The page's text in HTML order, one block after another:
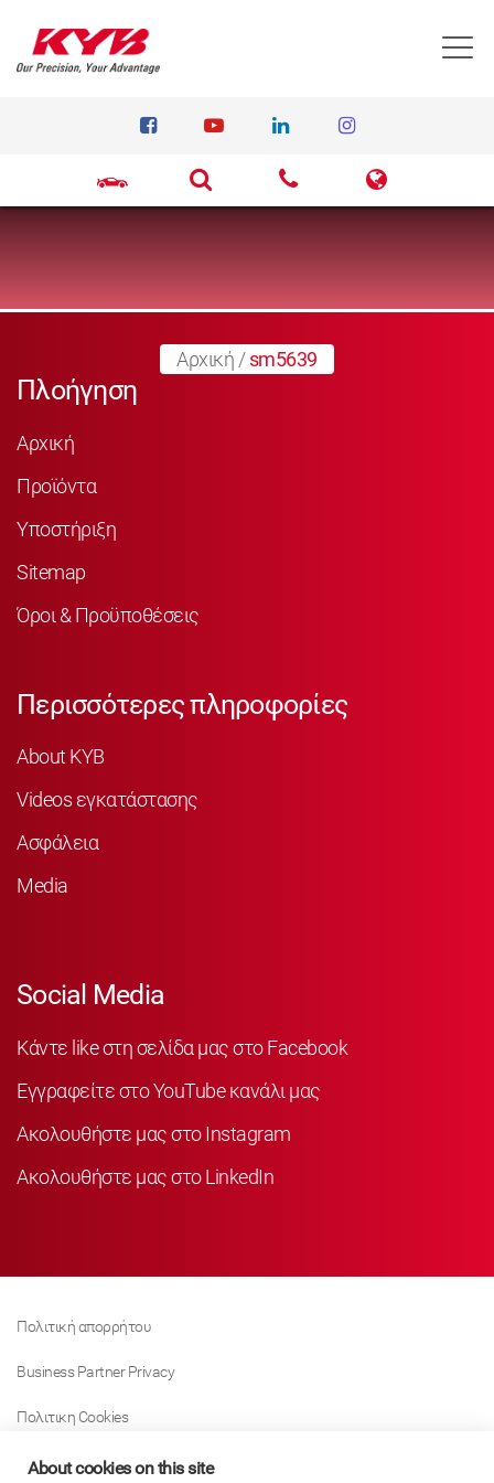
Αρχική /sm5639
Πλοήγηση
Αρχική
Προϊόντα
Υποστήριξη
Sitemap
Όροι & Προϋποθέσεις
Περισσότερες πληροφορίες
About KYB
Videos εγκατάστασης
Ασφάλεια
Media
Social Media
Κάντε like στη σελίδα μας στο Facebook
Εγγραφείτε στο YouTube κανάλι μας
Ακολουθήστε μας στο Instagram
Ακολουθήστε μας στο LinkedIn
Πολιτική απορρήτου
Business Partner Privacy
Πολιτικη Cookies
Modern Slavery Act Policy
About cookies on this site